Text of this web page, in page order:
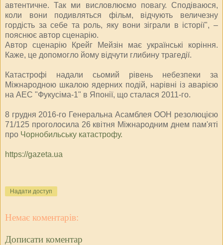
автентичне. Так ми висловлюємо повагу. Сподіваюся,
коли вони подивляться фільм, відчують величезну
гордість за себе та роль, яку вони зіграли в історії", –
пояснює автор сценарію.
Автор сценарію Крейг Мейзін має українські коріння.
Каже, це допомогло йому відчути глибину трагедії.
Катастрофі надали сьомий рівень небезпеки за
Міжнародною шкалою ядерних подій, нарівні із аварією
на АЕС "Фукусіма-1" в Японії, що сталася 2011-го.
8 грудня 2016-го Генеральна Асамблея ООН резолюцією
71/125 проголосила 26 квітня Міжнародним днем пам'яті
про Чорнобильську катастрофу.
https://gazeta.ua
Надати доступ
Немає коментарів:
Дописати коментар